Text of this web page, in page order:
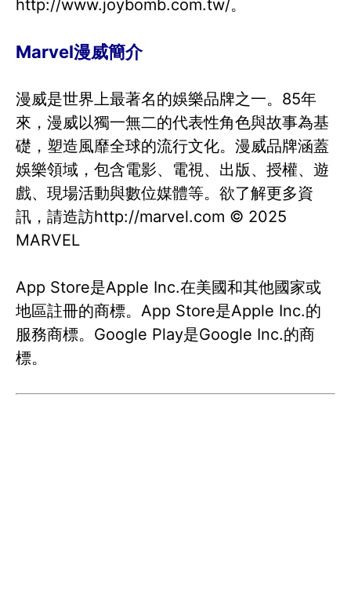
http://www.joybomb.com.tw/。
Marvel漫威簡介
漫威是世界上最著名的娛樂品牌之一。85年
來，漫威以獨一無二的代表性角色與故事為基
礎，塑造風靡全球的流行文化。漫威品牌涵蓋
娛樂領域，包含電影、電視、出版、授權、遊
戲、現場活動與數位媒體等。欲了解更多資
訊，請造訪http://marvel.com © 2025
MARVEL
App Store是Apple Inc.在美國和其他國家或
地區註冊的商標。App Store是Apple Inc.的
服務商標。Google Play是Google Inc.的商
標。